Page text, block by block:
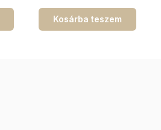
Kosárba teszem